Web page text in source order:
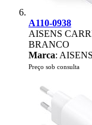
A110-0938
AISENS
BRANCO
Marca:
Preço sob consulta